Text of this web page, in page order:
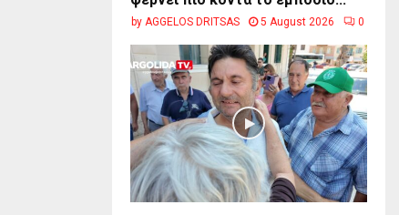
by AGGELOS DRITSAS 5 August 2026 0